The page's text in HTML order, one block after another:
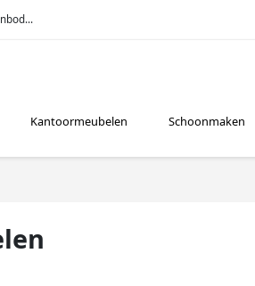
Kantoormeubelen Schoonmaken